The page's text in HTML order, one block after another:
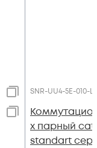
SNR-UU4-5E-010-
х парный
standart